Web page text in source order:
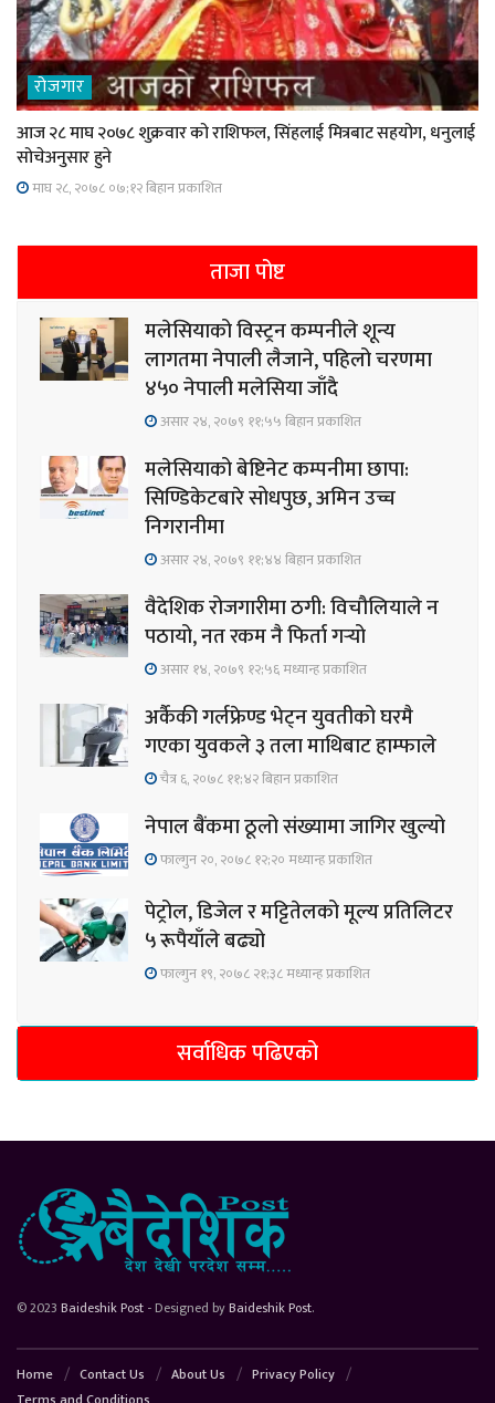
रोजगार
आज २८ माघ २०७८ शुक्रवार को राशिफल, सिंहलाई मित्रबाट सहयोग, धनुलाई
सोचेअनुसार हुने
माघ २८, २०७८ ०७;१२ बिहान प्रकाशित
ताजा पोष्ट
मलेसियाको विस्ट्रन कम्पनीले शून्य
लागतमा नेपाली लैजाने, पहिलो चरणमा
४५० नेपाली मलेसिया जाँदै
असार २४, २०७९ ११;५५ बिहान प्रकाशित
मलेसियाको बेष्टिनेट कम्पनीमा छापा:
सिण्डिकेटबारे सोधपुछ, अमिन उच्च
निगरानीमा
असार २४, २०७९ ११;४४ बिहान प्रकाशित
वैदेशिक रोजगारीमा ठगी: विचौलियाले न
पठायो, नत रकम नै फिर्ता गर्‍यो
असार १४, २०७९ १२;५६ मध्यान्ह प्रकाशित
अर्कैकी गर्लफ्रेण्ड भेट्न युवतीको घरमै
गएका युवकले ३ तला माथिबाट हाम्फाले
चैत्र ६, २०७८ ११;४२ बिहान प्रकाशित
नेपाल बैंकमा ठूलो संख्यामा जागिर खुल्यो
फाल्गुन २०, २०७८ १२;२० मध्यान्ह प्रकाशित
पेट्रोल, डिजेल र मट्टितेलको मूल्य प्रतिलिटर
५ रूपैयाँले बढ्यो
फाल्गुन १९, २०७८ २१;३८ मध्यान्ह प्रकाशित
सर्वाधिक पढिएको
© 2023 Baideshik Post - Designed byBaideshik Post.
Home Contact Us About Us
Privacy Policy